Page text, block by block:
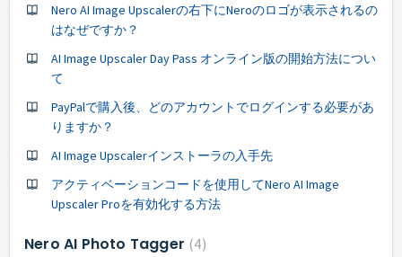
Nero AI Image Upscalerの右下にNeroのロゴが表示されるの
はなぜですか？
AI Image Upscaler Day Pass オンライン版の開始方法につい
て
PayPalで購入後、どのアカウントでログインする必要があ
りますか？
AI Image Upscalerインストーラの入手先
アクティベーションコードを使用してNero AI Image
Upscaler Proを有効化する方法
Nero AI Photo Tagger 4